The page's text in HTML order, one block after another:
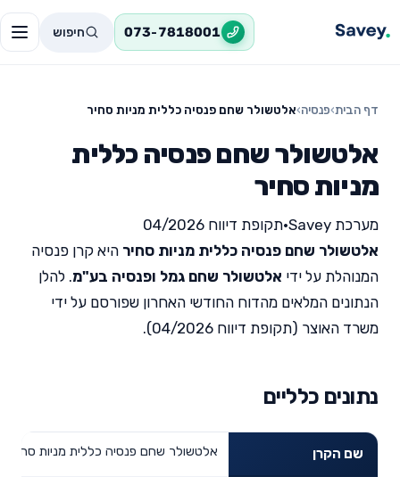
073-7818001 חיפוש
דף הבית›פנסיה›אלטשולר שחם פנסיה כללית מניות סחיר
אלטשולר שחם פנסיה כללית
מניות סחיר
מערכת Savey •תקופת דיווח 04/2026
אלטשולר שחם פנסיה כללית מניות סחיר היא קרן פנסיה
המנוהלת על ידי אלטשולר שחם גמל ופנסיה בע"מ. להלן
הנתונים המלאים מהדוח החודשי האחרון שפורסם על ידי
משרד האוצר (תקופת דיווח 04/2026).
נתונים כלליים
שם הקרן אלטשולר שחם פנסיה כללית מניות סחיר